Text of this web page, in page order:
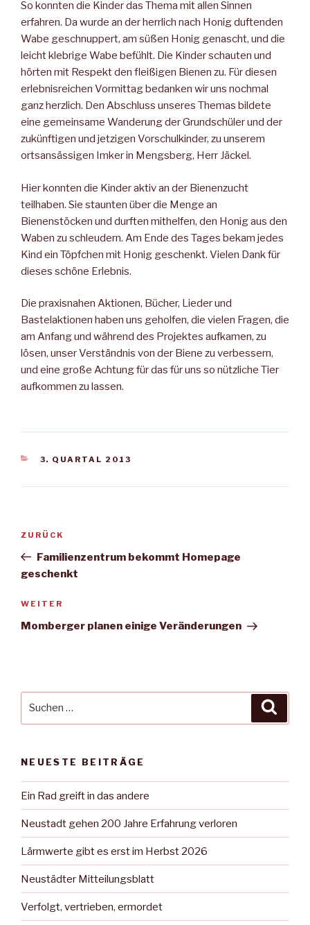
So konnten die Kinder das Thema mit allen Sinnen
erfahren. Da wurde an der herrlich nach Honig duftenden
Wabe geschnuppert, am süßen Honig genascht, und die
leicht klebrige Wabe befühlt. Die Kinder schauten und
hörten mit Respekt den fleißigen Bienen zu. Für diesen
erlebnisreichen Vormittag bedanken wir uns noch­mal
ganz herzlich. Den Abschluss unseres Themas bildete
eine ge­meinsame Wanderung der Grundschüler und der
zukünftigen und jetzigen Vorschulkinder, zu unserem
ortsansässigen Imker in Mengsberg, Herr Jäckel.
Hier konnten die Kinder aktiv an der Bienenzucht
teilhaben. Sie staunten über die Menge an
Bienenstöcken und durften mithelfen, den Honig aus den
Waben zu schleudern. Am Ende des Tages be­kam jedes
Kind ein Töpfchen mit Honig geschenkt. Vielen Dank für
dieses schöne Erlebnis.
Die praxisnahen Aktionen, Bücher, Lieder und
Bastelaktionen ha­ben uns geholfen, die vielen Fragen, die
am Anfang und während des Projektes aufkamen, zu
lösen, unser Verständnis von der Bie­ne zu verbessern,
und eine große Achtung für das für uns so nütz­liche Tier
aufkommen zu lassen.
KATEGORIEN
3. QUARTAL 2013
Beitragsnavigation
Vorheriger
Beitrag
ZURÜCK
Familienzentrum bekommt Homepage
geschenkt
Nächster
Beitrag
WEITER
Momberger planen einige Veränderungen
NEUESTE BEITRÄGE
Ein Rad greift in das andere
Neustadt gehen 200 Jahre Erfahrung verloren
Lärmwerte gibt es erst im Herbst 2026
Neustädter Mitteilungsblatt
Verfolgt, vertrieben, ermordet